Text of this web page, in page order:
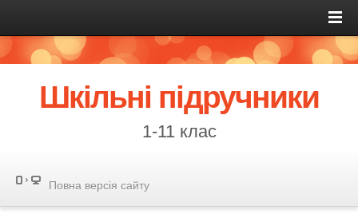
Шкільні підручники
1-11 клас
Повна версія сайту